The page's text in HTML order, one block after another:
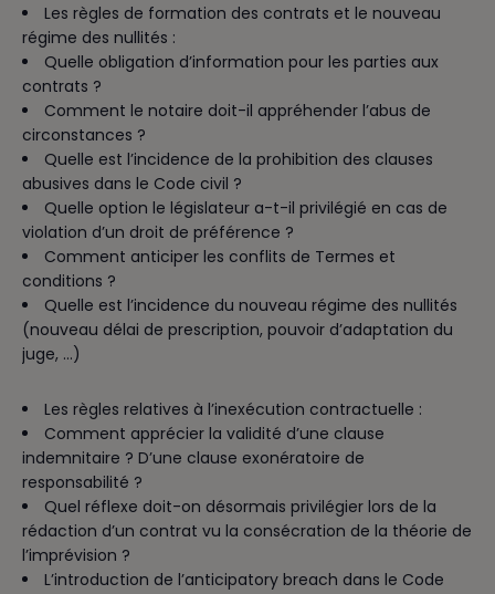
Les règles de formation des contrats et le nouveau
régime des nullités :
Quelle obligation d’information pour les parties aux
contrats ?
Comment le notaire doit-il appréhender l’abus de
circonstances ?
Quelle est l’incidence de la prohibition des clauses
abusives dans le Code civil ?
Quelle option le législateur a-t-il privilégié en cas de
violation d’un droit de préférence ?
Comment anticiper les conflits de Termes et
conditions ?
Quelle est l’incidence du nouveau régime des nullités
(nouveau délai de prescription, pouvoir d’adaptation du
juge, …)
Les règles relatives à l’inexécution contractuelle :
Comment apprécier la validité d’une clause
indemnitaire ? D’une clause exonératoire de
responsabilité ?
Quel réflexe doit-on désormais privilégier lors de la
rédaction d’un contrat vu la consécration de la théorie de
l’imprévision ?
L’introduction de l’anticipatory breach dans le Code